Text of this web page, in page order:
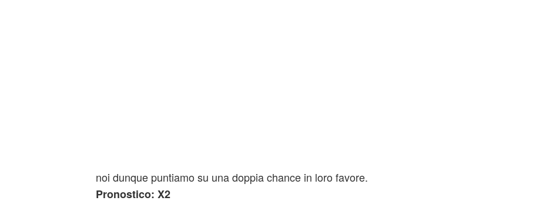
noi dunque puntiamo su una doppia chance in loro favore.
Pronostico: X2